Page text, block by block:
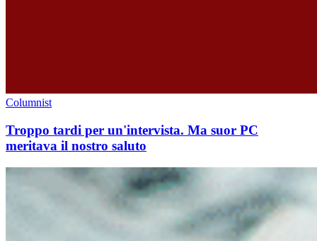
Columnist
Troppo tardi per un'intervista. Ma suor PC
meritava il nostro saluto